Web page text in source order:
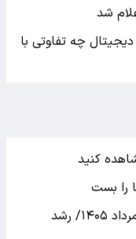
شد
چه تفاوتی با
کنید
را بست
نرخ ارز دلار، طلا سکه و یورو امروز ۱۵ مرداد ۱۴۰۵/ رشد